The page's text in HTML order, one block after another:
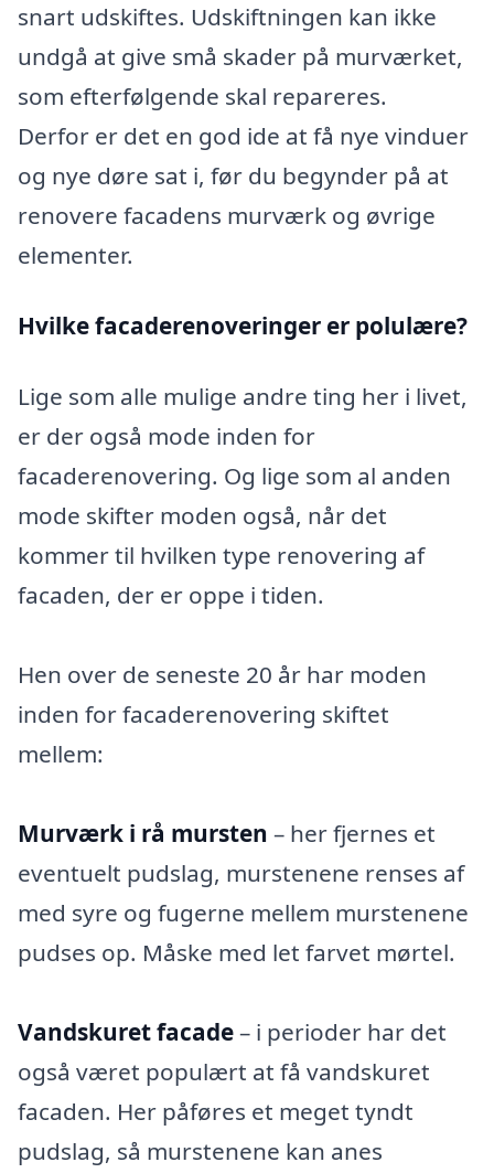
snart udskiftes. Udskiftningen kan ikke
undgå at give små skader på murværket,
som efterfølgende skal repareres.
Derfor er det en god ide at få nye vinduer
og nye døre sat i, før du begynder på at
renovere facadens murværk og øvrige
elementer.
Hvilke facaderenoveringer er polulære?
Lige som alle mulige andre ting her i livet,
er der også mode inden for
facaderenovering. Og lige som al anden
mode skifter moden også, når det
kommer til hvilken type renovering af
facaden, der er oppe i tiden.
Hen over de seneste 20 år har moden
inden for facaderenovering skiftet
mellem:
Murværk i rå mursten – her fjernes et
eventuelt pudslag, murstenene renses af
med syre og fugerne mellem murstenene
pudses op. Måske med let farvet mørtel.
Vandskuret facade– i perioder har det
også været populært at få vandskuret
facaden. Her påføres et meget tyndt
pudslag, så murstenene kan anes